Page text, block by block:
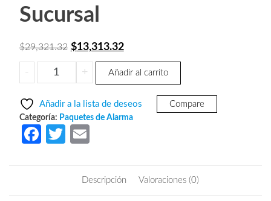
Sucursal
$29,321.32 El
precio
original
$29,321.32.
$13,313.32El
precio
$13,313.32.
-
NEO
ESSENTIALS
2-
Paquete
+ Añadir al carrito
Añadir a la lista de deseos Compare
Categoría: Paquetes de Alarma
Fa
T
itt
ail
Descripción Valoraciones (0)